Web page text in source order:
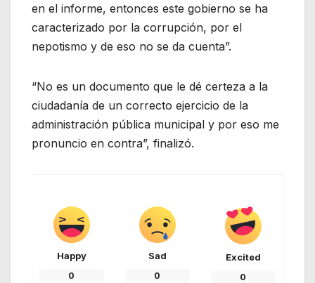
en el informe, entonces este gobierno se ha
caracterizado por la corrupción, por el
nepotismo y de eso no se da cuenta”.
“No es un documento que le dé certeza a la
ciudadanía de un correcto ejercicio de la
administración pública municipal y por eso me
pronuncio en contra”, finalizó.
Happy
0
Sad
0
Excited
0